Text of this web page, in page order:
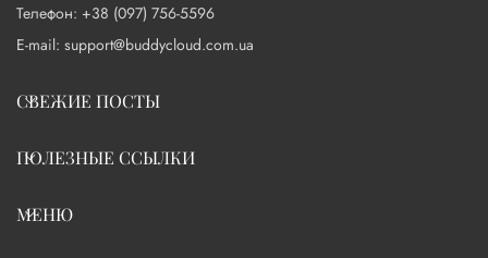
Телефон: +38 (097) 756-5596
E-mail: support@buddycloud.com.ua
СВЕЖИЕ ПОСТЫ
ПОЛЕЗНЫЕ ССЫЛКИ
МЕНЮ